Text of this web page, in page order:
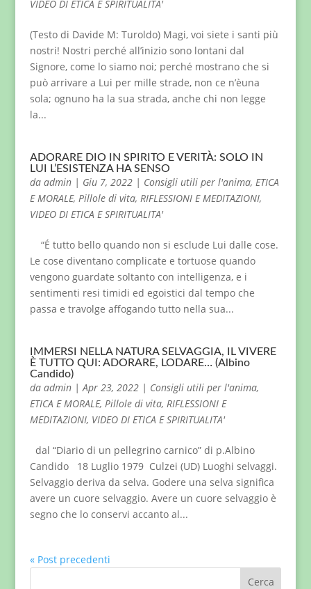
VIDEO DI ETICA E SPIRITUALITA'
(Testo di Davide M: Turoldo) Magi, voi siete i santi più
nostri! Nostri perché all’inizio sono lontani dal
Signore, come lo siamo noi; perché mostrano che si
può arrivare a Lui per mille strade, non ce n’èuna
sola; ognuno ha la sua strada, anche chi non legge
la...
ADORARE DIO IN SPIRITO E VERITÀ: SOLO IN
LUI L’ESISTENZA HA SENSO
da admin| Giu 7, 2022| Consigli utili per l'anima, ETICA
E MORALE, Pillole di vita, RIFLESSIONI E MEDITAZIONI,
VIDEO DI ETICA E SPIRITUALITA'
“É tutto bello quando non si esclude Lui dalle cose.
Le cose diventano complicate e tortuose quando
vengono guardate soltanto con intelligenza, e i
sentimenti resi timidi ed egoistici dal tempo che
passa e travolge affogando tutto nella sua...
IMMERSI NELLA NATURA SELVAGGIA, IL VIVERE
È TUTTO QUI: ADORARE, LODARE… (Albino
Candido)
da admin|Apr 23, 2022| Consigli utili per l'anima,
ETICA E MORALE, Pillole di vita, RIFLESSIONI E
MEDITAZIONI, VIDEO DI ETICA E SPIRITUALITA'
dal “Diario di un pellegrino carnico” di p.Albino
Candido 18 Luglio 1979 Culzei (UD) Luoghi selvaggi.
Selvaggio deriva da selva. Godere una selva significa
avere un cuore selvaggio. Avere un cuore selvaggio è
segno che lo conservi accanto al...
« Post precedenti
Cerca